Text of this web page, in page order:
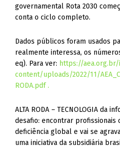
governamental Rota 2030
conta o ciclo completo.
Dados públicos foram usados
realmente interessa, os
eq). Para ver: https://
content/uploads/2022/11/
RODA.pdf .
ALTA RODA – TECNOLOGIA da
desafio: encontrar profissionais
deficiência global e vai se
uma iniciativa da subsidiária